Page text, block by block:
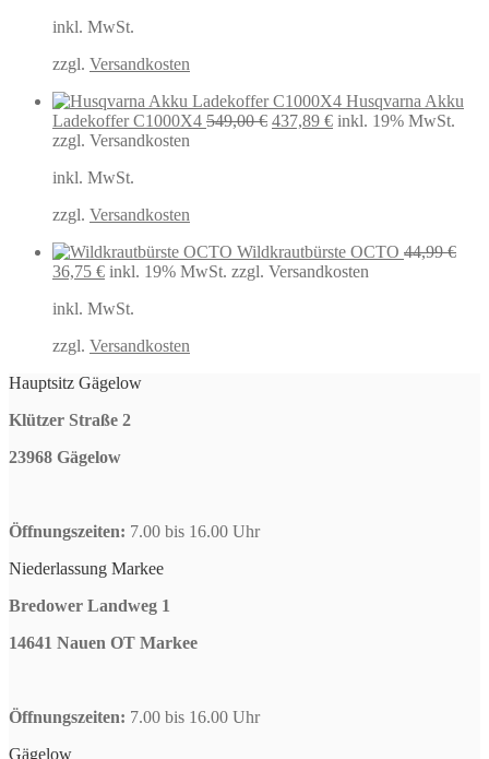
inkl. MwSt.
zzgl. Versandkosten
Husqvarna Akku
Ladekoffer C1000X4 549,00€ Ursprünglicher
437,89 €Aktueller
inkl. 19% MwSt.
zzgl. Versandkosten
inkl. MwSt.
zzgl. Versandkosten
Wildkrautbürste OCTO 44,99€
Ursprünglicher
war:
36,75 €Aktueller
ist:
inkl. 19% MwSt. zzgl. Versandkosten
inkl. MwSt.
zzgl. Versandkosten
Hauptsitz Gägelow
Klützer Straße 2
23968 Gägelow
Öffnungszeiten: 7.00 bis 16.00 Uhr
Niederlassung Markee
Bredower Landweg 1
14641 Nauen OT Markee
Öffnungszeiten: 7.00 bis 16.00 Uhr
Gägelow